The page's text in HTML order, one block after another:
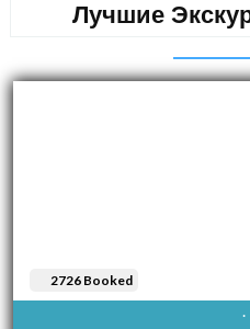
Лучшие
AVAIBLE
2726 Booked